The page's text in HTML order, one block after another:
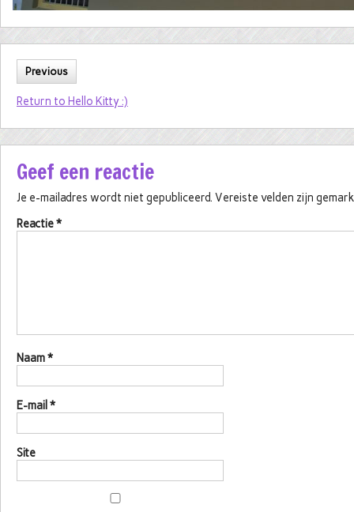
Previous
Return to Hello Kitty :)
Geef een reactie
Je e-mailadres wordt niet gepubliceerd. Vereiste velden zijn
Reactie*
Naam*
E-mail *
Site